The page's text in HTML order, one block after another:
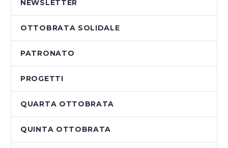
NEWSLETTER
OTTOBRATA SOLIDALE
PATRONATO
PROGETTI
QUARTA OTTOBRATA
QUINTA OTTOBRATA